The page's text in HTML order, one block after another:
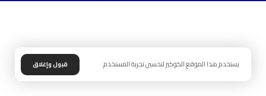
يستخدم هذا الموقع الكوكيز لتحسين تجربة المستخدم. قبول وإغلاق